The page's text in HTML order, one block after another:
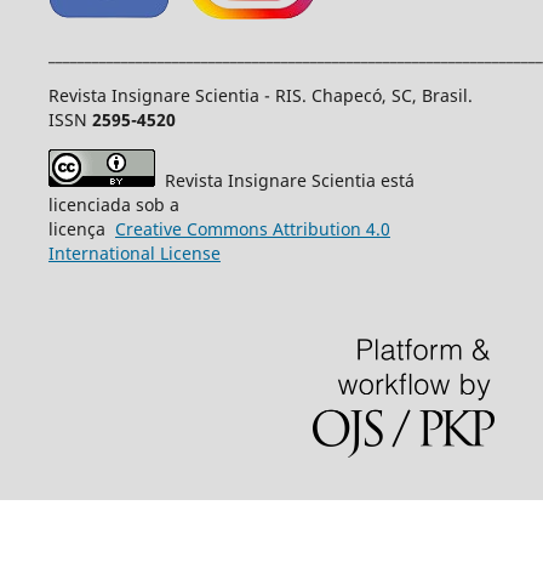
Revista Insignare Scientia - RIS. Chapecó, SC, Brasil.
ISSN 2595-4520
Revista Insignare Scientia está
licenciada sob a
licença Creative Commons Attribution 4.0
International License